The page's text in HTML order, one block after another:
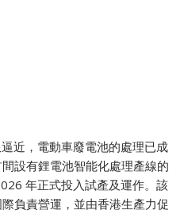
近，電動車廢電池的處理已成
設有鋰電池智能化處理產線的
年正式投入試產及運作。該
負責營運，並由香港生產力促